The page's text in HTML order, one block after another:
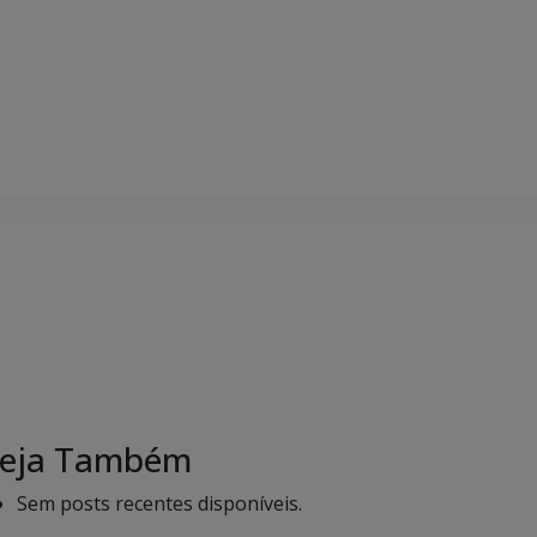
Também
Sem posts recentes disponíveis.